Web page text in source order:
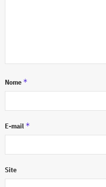
Nome *
E-mail *
Site